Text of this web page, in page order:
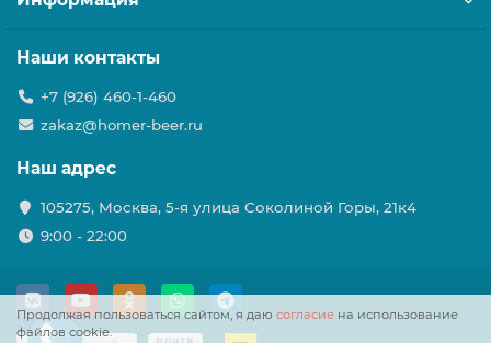
Продолжая пользоваться сайтом, я даю согласие на использование
файлов cookie.
Наши контакты
+7 (926) 460-1-460
zakaz@homer-beer.ru
Наш адрес
105275, Москва, 5-я улица Соколиной Горы, 21к4
9:00 - 22:00